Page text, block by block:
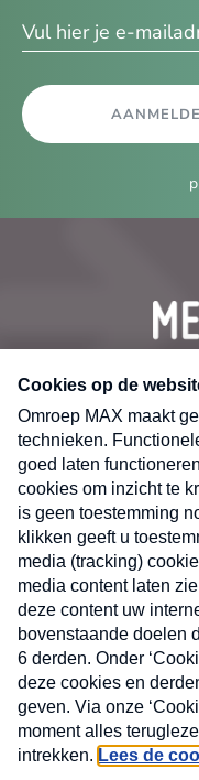
CONTACT
MAX
Nieuwsbrief
Neem hier een
Consumenten
donderdag in uw